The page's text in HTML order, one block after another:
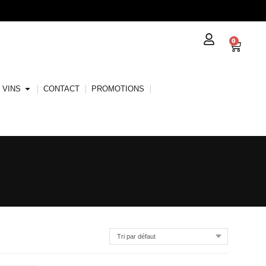
VINS CONTACT PROMOTIONS
0